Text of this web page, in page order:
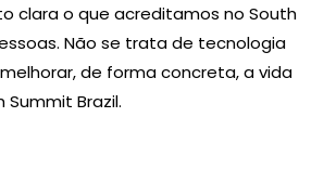
clara o que acreditamos no South
Não se trata de tecnologia
de forma concreta, a vida
Brazil.